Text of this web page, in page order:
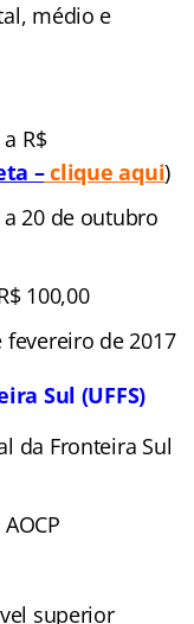
médio e
R$
–clique aqui)
20 de outubro
100,00
fevereiro de 2017
Sul (UFFS)
da Fronteira Sul
superior